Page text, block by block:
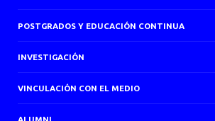
POSTGRADOS Y EDUCACIÓN CONTINUA
INVESTIGACIÓN
VINCULACIÓN CON EL MEDIO